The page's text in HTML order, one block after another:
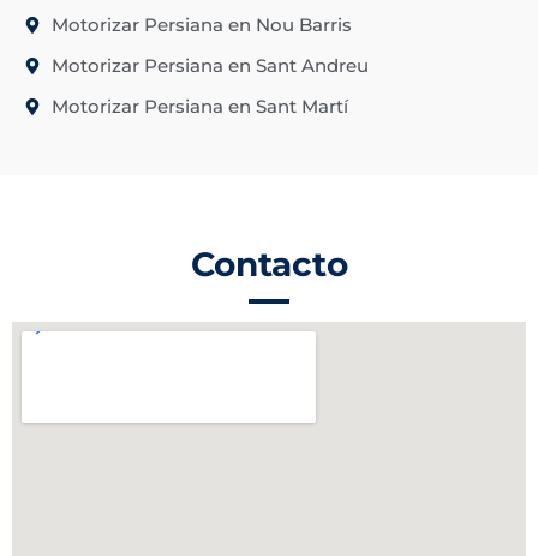
Motorizar Persiana en Nou Barris
Motorizar Persiana en Sant Andreu
Motorizar Persiana en Sant Martí
Contacto